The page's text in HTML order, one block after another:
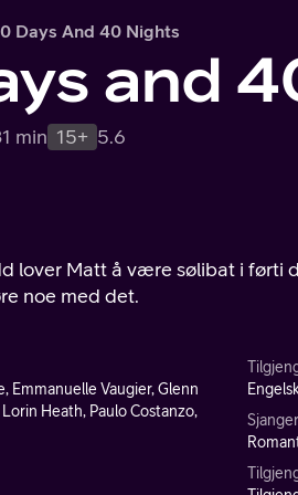
Days And 40 Nights
and
min 15+ 5.6
lover Matt å være sølibat i førti
noe med det.
Emmanuelle Vaugier, Glenn
Heath, Paulo Costanzo,
Engelsk